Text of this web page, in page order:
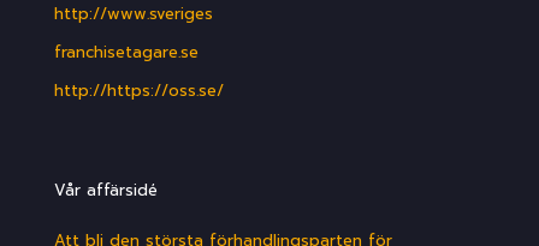
http://www.sveriges
franchisetagare.se
http://https://oss.se/
Vår affärsidé
Att bli den största förhandlingsparten för